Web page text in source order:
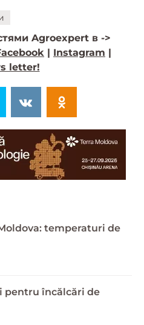
Agroexpert в ->
Instagram
letter!
temperaturi de
pentru încălcări de